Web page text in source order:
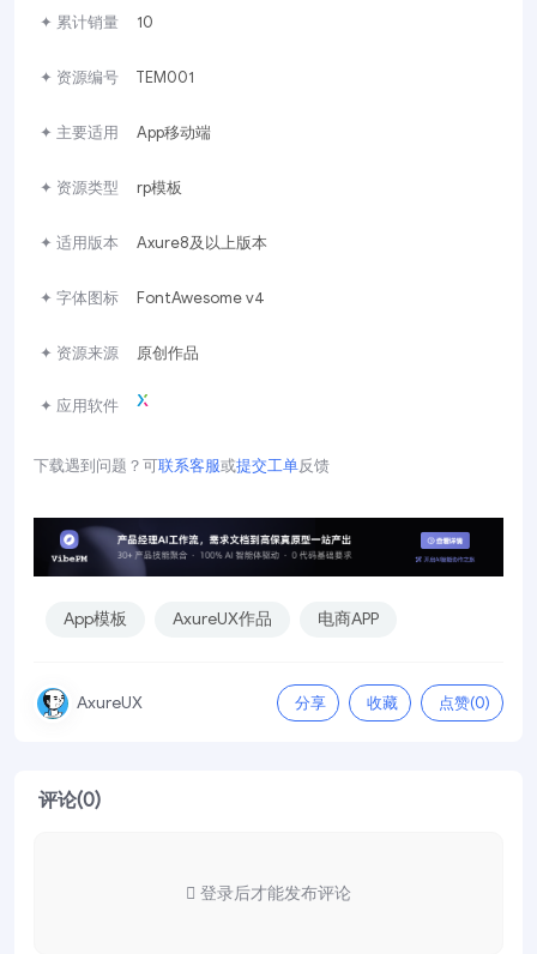
✦ 累计销量 10
✦ 资源编号 TEM001
✦ 主要适用 App移动端
✦ 资源类型 rp模板
✦ 适用版本 Axure8及以上版本
✦ 字体图标 FontAwesome v4
✦ 资源来源 原创作品
✦ 应用软件
下载遇到问题？可联系客服或提交工单反馈
App模板 AxureUX作品 电商APP
AxureUX 分享 收藏 点赞(0)
评论(0)
登录后才能发布评论